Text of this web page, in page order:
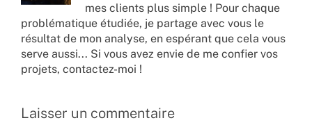
mes clients plus simple ! Pour chaque
problématique étudiée, je partage avec vous le
résultat de mon analyse, en espérant que cela vous
serve aussi... Si vous avez envie de me confier vos
projets, contactez-moi !
Laisser un commentaire